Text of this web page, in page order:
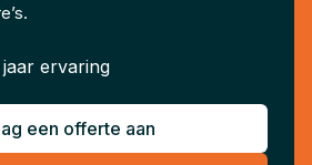
ervaring
een offerte aan